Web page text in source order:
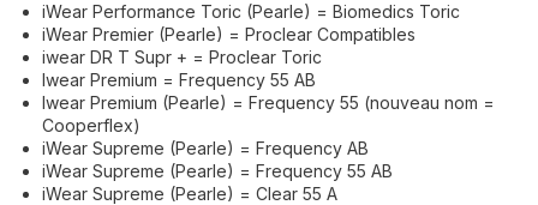
iWear Performance Toric (Pearle) = Biomedics Toric
iWear Premier (Pearle) = Proclear Compatibles
iwear DR T Supr + = Proclear Toric
Iwear Premium = Frequency 55 AB
Iwear Premium (Pearle) = Frequency 55 (nouveau nom =
Cooperflex)
iWear Supreme (Pearle) = Frequency AB
iWear Supreme (Pearle) = Frequency 55 AB
iWear Supreme (Pearle) = Clear 55 A